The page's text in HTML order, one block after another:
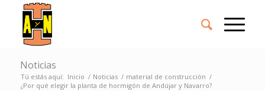
Noticias
Tú estás aquí: Inicio / Noticias / material de construcción /
¿Por qué elegir la planta de hormigón de Andújar y Navarro?